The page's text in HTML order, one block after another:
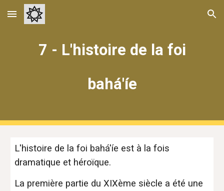
Skip to main content Skip to navigation
7 - L'histoire de la foi
bahá'íe
L'histoire de la foi bahá'íe est à la fois
dramatique et héroïque.
La première partie du XIXème siècle a été une